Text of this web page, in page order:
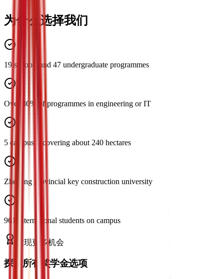
为什么选择我们
19 schools and 47 undergraduate programmes
Over 80% of programmes in engineering or IT
5 campuses covering about 240 hectares
Zhejiang provincial key construction university
961 international students on campus
发现更多机会
探索所有奖学金选项